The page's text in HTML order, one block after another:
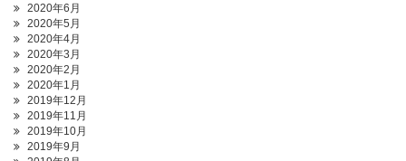
2020年6月
2020年5月
2020年4月
2020年3月
2020年2月
2020年1月
2019年12月
2019年11月
2019年10月
2019年9月